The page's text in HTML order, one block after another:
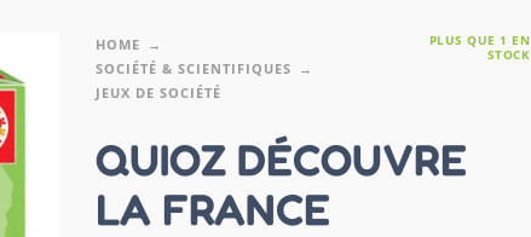
HOME
SOCIÉTÉ & SCIENTIFIQUES
JEUX DE SOCIÉTÉ
PLUS QUE 1 EN
STOCK
QUIOZ DÉCOUVRE
LA FRANCE